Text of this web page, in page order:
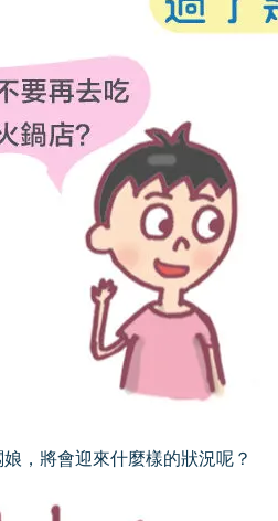
，將會迎來什麼樣的狀況呢？